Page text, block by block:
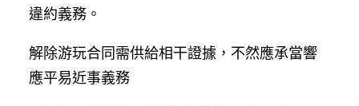
違約義務。
解除游玩合同需供給相干證據，不然應承當響
應平易近事義務